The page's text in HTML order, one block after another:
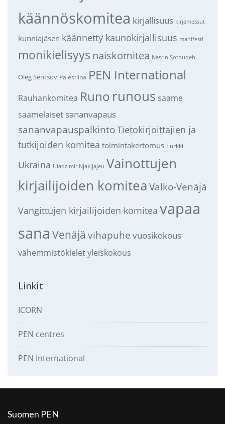
käännöskomitea kirjallisuus kirjamessut
kunniajäsen käännetty kaunokirjallisuus manifesti
monikielisyys naiskomitea Nasrin Sotoudeh
Oleg Sentsov Palestiina PEN International
Rauhankomitea Runo runous saame
saamelaiset sananvapaus
sananvapauspalkintoTietokirjoittajien ja
tutkijoiden komitea toimintakertomus Turkki
Ukraina Uladzimir Njakljajeu Vainottujen
kirjailijoiden komitea Valko-Venäjä
Vangittujen kirjailijoiden komitea vapaa
sana Venäjä vihapuhe vuosikokous
vähemmistökieletyleiskokous
Linkit
ICORN
PEN centres
PEN International
Suomen PEN